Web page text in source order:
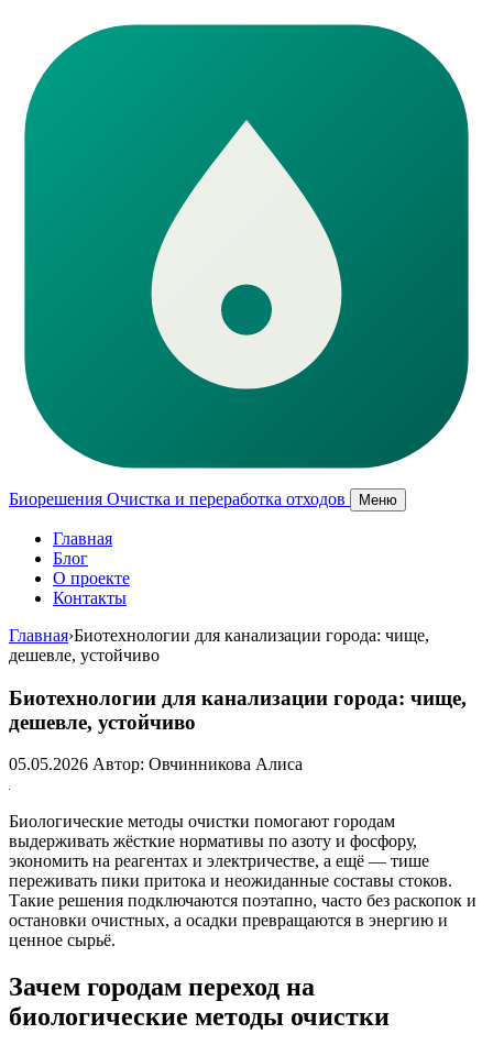
Биорешения Очистка и переработка отходов Меню
Главная
Блог
О проекте
Контакты
Главная›Биотехнологии для канализации города: чище,
дешевле, устойчиво
Биотехнологии для канализации города: чище,
дешевле, устойчиво
05.05.2026 Автор: Овчинникова Алиса
Биологические методы очистки помогают городам
выдерживать жёсткие нормативы по азоту и фосфору,
экономить на реагентах и электричестве, а ещё — тише
переживать пики притока и неожиданные составы стоков.
Такие решения подключаются поэтапно, часто без раскопок и
остановки очистных, а осадки превращаются в энергию и
ценное сырьё.
Зачем городам переход на
биологические методы очистки